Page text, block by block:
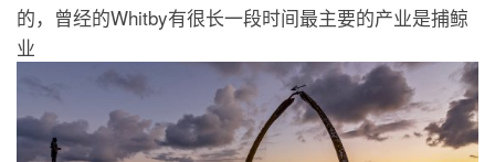
的，曾经的Whitby有很长一段时间最主要的产业是捕鲸
业